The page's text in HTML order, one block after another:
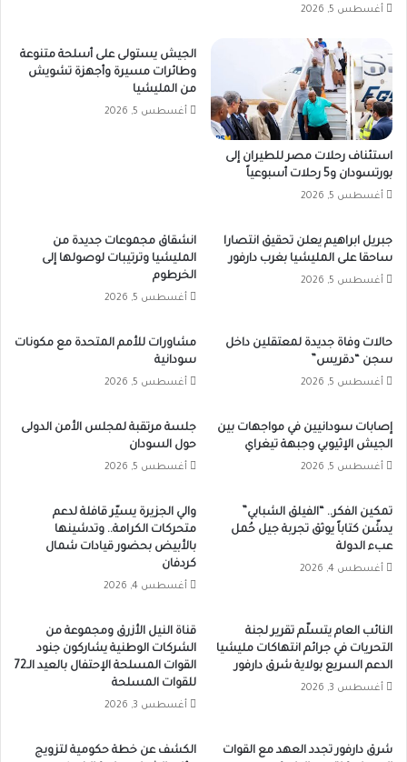
أغسطس 5, 2026
استئناف رحلات مصر للطيران إلى
بورتسودان و5 رحلات أسبوعياً
أغسطس 5, 2026
الجيش يستولى على أسلحة متنوعة
وطائرات مسيرة وأجهزة تشويش
من المليشيا
أغسطس 5, 2026
جبريل ابراهيم يعلن تحقيق انتصارا
ساحقا على المليشيا بغرب دارفور
أغسطس 5, 2026
انشقاق مجموعات جديدة من
المليشيا وترتيبات لوصولها إلى
الخرطوم
أغسطس 5, 2026
حالات وفاة جديدة لمعتقلين داخل
سجن “دقريس”
أغسطس 5, 2026
مشاورات للأمم المتحدة مع مكونات
سودانية
أغسطس 5, 2026
إصابات سودانيين في مواجهات بين
الجيش الإثيوبي وجبهة تيغراي
أغسطس 5, 2026
جلسة مرتقبة لمجلس الأمن الدولى
حول السودان
أغسطس 5, 2026
تمكين الفكر.. “الفيلق الشبابي”
يدشّن كتاباً يوثق تجربة جيل حُمل
عبء الدولة
أغسطس 4, 2026
والي الجزيرة يسيّر قافلة لدعم
متحركات الكرامة.. وتدشينها
بالأبيض بحضور قيادات شمال
كردفان
أغسطس 4, 2026
النائب العام يتسلّم تقرير لجنة
التحريات في جرائم انتهاكات مليشيا
الدعم السريع بولاية شرق دارفور
أغسطس 3, 2026
قناة النيل الأزرق ومجموعة من
الشركات الوطنية يشاركون جنود
القوات المسلحة الإحتفال بالعيد الـ72
للقوات المسلحة
أغسطس 3, 2026
شرق دارفور تجدد العهد مع القوات الكشف عن خطة حكومية لتزويج